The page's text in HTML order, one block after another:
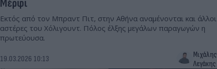
Μέρφι
Εκτός από τον Μπραντ Πιτ, στην Αθήνα αναμένονται και άλλοι
αστέρες του Χόλιγουντ. Πόλος έλξης μεγάλων παραγωγών η
πρωτεύουσα.
19.03.2026 10:13
Μιχάλης
Λεγάκης